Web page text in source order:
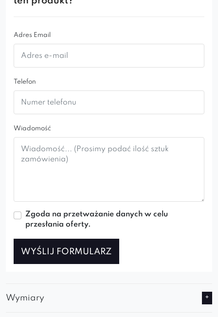
Adres Email
Telefon
Wiadomość
Zgoda na przetważanie danych w celu
przesłania oferty.
WYŚLIJ FORMULARZ
Wymiary